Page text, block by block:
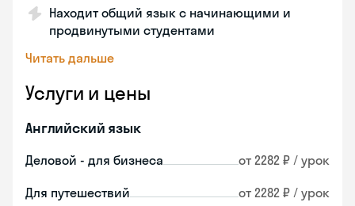
Находит общий язык с начинающими и
продвинутыми студентами
Читать дальше
Услуги и цены
Английский язык
Деловой - для бизнеса от 2282 ₽ / урок
Для путешествий от 2282 ₽ / урок